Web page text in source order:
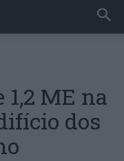
ME na
dos